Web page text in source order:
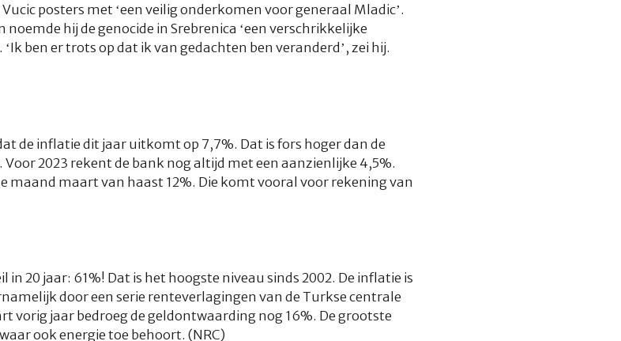
posters met ‘een veilig onderkomen voor generaal Mladic’.
hij de genocide in Srebrenica ‘een verschrikkelijke
ben er trots op dat ik van gedachten ben veranderd’, zei hij.
de inflatie dit jaar uitkomt op 7,7%. Dat is fors hoger dan de
2023 rekent de bank nog altijd met een aanzienlijke 4,5%.
maand maart van haast 12%. Die komt vooral voor rekening van
20 jaar: 61%! Dat is het hoogste niveau sinds 2002. De inflatie is
door een serie renteverlagingen van de Turkse centrale
vorig jaar bedroeg de geldontwaarding nog 16%. De grootste
ook energie toe behoort. (NRC)